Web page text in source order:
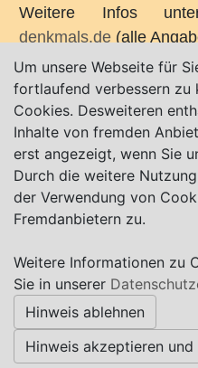
Weitere Infos
denkmals.de (alle
Weitere Termine:
Karte nur sichtbar,
Impressum Datenschutz
© Worpswede24 2015-2026
Um unsere Webseite für
fortlaufend verbessern zu
Cookies. Desweiteren
Inhalte von fremden
erst angezeigt, wenn Sie
Durch die weitere
der Verwendung von
Fremdanbietern zu.
Weitere Informationen zu
Sie in unserer
Hinweis ablehnen
Hinweis akzeptieren und